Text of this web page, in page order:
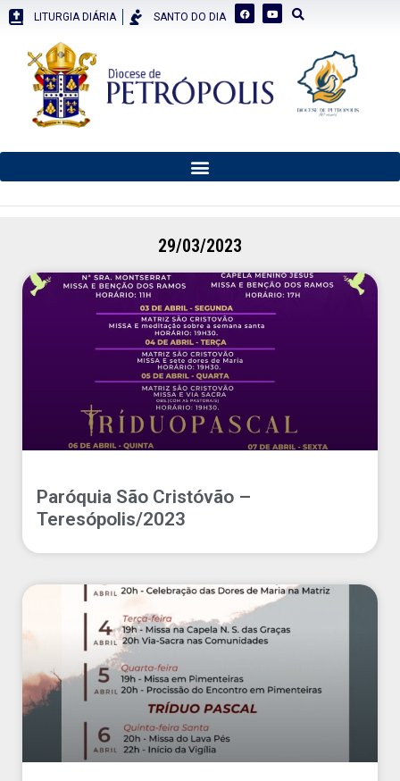
LITURGIA DIÁRIA SANTO DO DIA
29/03/2023
Paróquia São Cristóvão –
Teresópolis/2023